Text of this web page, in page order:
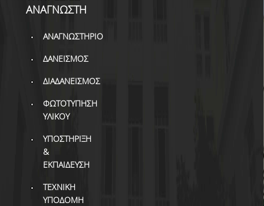
ΑΝΑΓΝΩΣΤΗ
ΑΝΑΓΝΩΣΤΗΡΙΟ
ΔΑΝΕΙΣΜΟΣ
ΔΙΑΔΑΝΕΙΣΜΟΣ
ΦΩΤΟΤΥΠΗΣΗ
ΥΛΙΚΟΥ
ΥΠΟΣΤΗΡΙΞΗ
&
ΕΚΠΑΙΔΕΥΣΗ
ΤΕΧΝΙΚΗ
ΥΠΟΔΟΜΗ